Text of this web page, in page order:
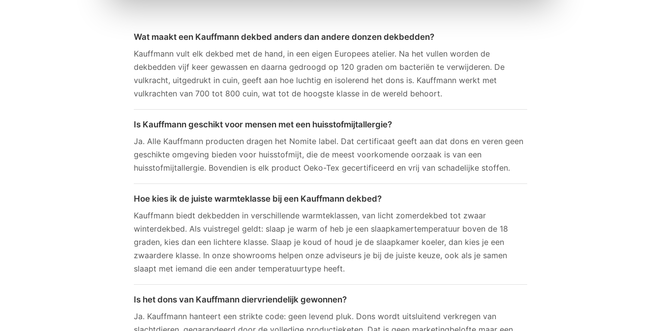
Wat maakt een Kauffmann dekbed anders dan andere donzen dekbedden?
Kauffmann vult elk dekbed met de hand, in een eigen Europees atelier. Na het vullen worden de
dekbedden vijf keer gewassen en daarna gedroogd op 120 graden om bacteriën te verwijderen. De
vulkracht, uitgedrukt in cuin, geeft aan hoe luchtig en isolerend het dons is. Kauffmann werkt met
vulkrachten van 700 tot 800 cuin, wat tot de hoogste klasse in de wereld behoort.
Is Kauffmann geschikt voor mensen met een huisstofmijtallergie?
Ja. Alle Kauffmann producten dragen het Nomite label. Dat certificaat geeft aan dat dons en veren geen
geschikte omgeving bieden voor huisstofmijt, die de meest voorkomende oorzaak is van een
huisstofmijtallergie. Bovendien is elk product Oeko-Tex gecertificeerd en vrij van schadelijke stoffen.
Hoe kies ik de juiste warmteklasse bij een Kauffmann dekbed?
Kauffmann biedt dekbedden in verschillende warmteklassen, van licht zomerdekbed tot zwaar
winterdekbed. Als vuistregel geldt: slaap je warm of heb je een slaapkamertemperatuur boven de 18
graden, kies dan een lichtere klasse. Slaap je koud of houd je de slaapkamer koeler, dan kies je een
zwaardere klasse. In onze showrooms helpen onze adviseurs je bij de juiste keuze, ook als je samen
slaapt met iemand die een ander temperatuurtype heeft.
Is het dons van Kauffmann diervriendelijk gewonnen?
Ja. Kauffmann hanteert een strikte code: geen levend pluk. Dons wordt uitsluitend verkregen van